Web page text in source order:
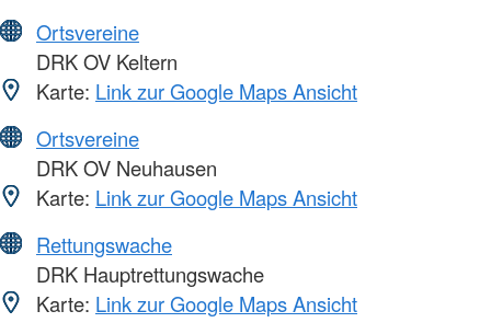
Ortsvereine
DRK OV Keltern
Karte: Link zur Google Maps Ansicht
Ortsvereine
DRK OV Neuhausen
Karte: Link zur Google Maps Ansicht
Rettungswache
DRK Hauptrettungswache
Karte: Link zur Google Maps Ansicht